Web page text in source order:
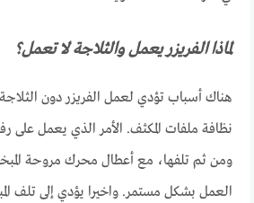
لماذا الفريزر يعمل والثلاجة لا تعمل؟
هناك أسباب تؤدي لعمل الفريزر دون
نظافة ملفات المكثف. الأمر الذي يعمل على
ومن ثم تلفها، مع أعطال محرك مروحة
العمل بشكل مستمر. واخيرا يؤدي إلى تلف